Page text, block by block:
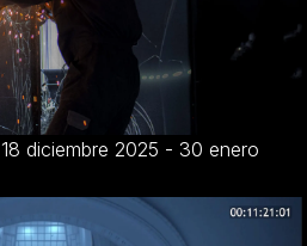
18 diciembre 2025 - 30 enero